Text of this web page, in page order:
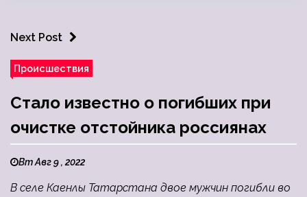
Next Post
Происшествия
Стало известно о погибших при
очистке отстойника россиянах
Вт Авг 9 , 2022
В селе Каенлы Татарстана двое мужчин погибли во